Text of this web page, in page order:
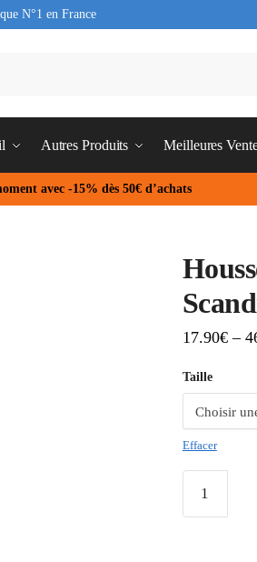
N°1 en France
Autres Produits Meilleures
avec -15% dès 50€ d’achats
17.90€–
Taille
Effacer